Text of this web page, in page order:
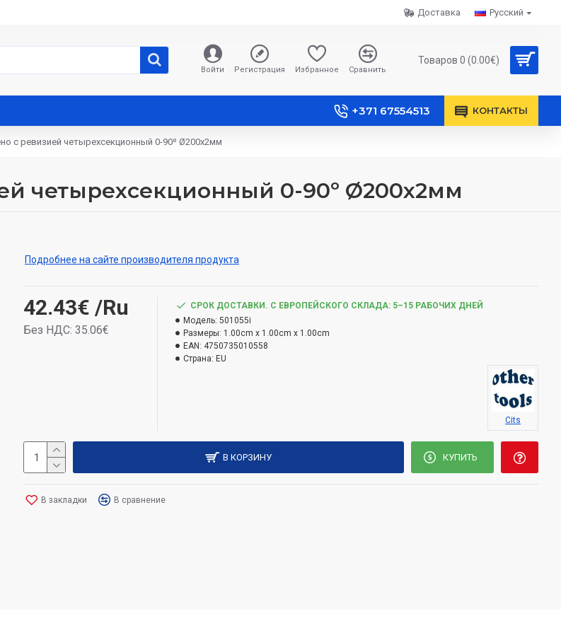
Русский
Доставка
Войти Регистрация Избранное Сравнить
Товаров 0 (0.00€)
+371 67554513 КОНТАКТЫ
с ревизией четырехсекционный 0-90º Ø200x2мм
четырехсекционный 0-90º Ø200x2мм
Подробнее на сайте производителя продукта
42.43€ /Ru
Без НДС: 35.06€
СРОК ДОСТАВКИ. С ЕВРОПЕЙСКОГО СКЛАДА: 5–15 РАБОЧИХ ДНЕЙ
Модель: 501055i
Размеры: 1.00cm x 1.00cm x 1.00cm
EAN: 4750735010558
Страна: EU
Cits
В КОРЗИНУ КУПИТЬ
В закладки В сравнение